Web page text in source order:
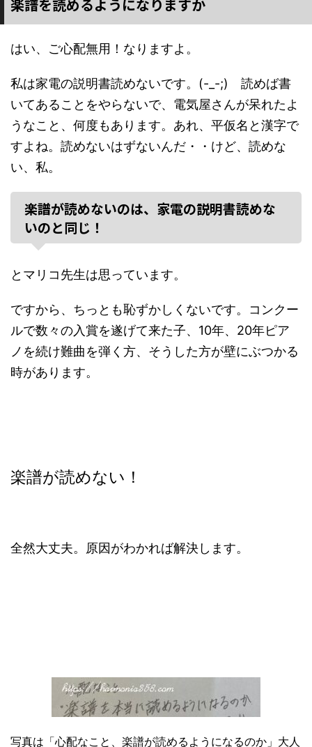
楽譜を読めるようになりますか
はい、ご心配無用！なりますよ。
私は家電の説明書読めないです。(-_-;) 読めば書
いてあることをやらないで、電気屋さんが呆れたよ
うなこと、何度もあります。あれ、平仮名と漢字で
すよね。読めないはずないんだ・・けど、読めな
い、私。
楽譜が読めないのは、家電の説明書読めな
いのと同じ！
とマリコ先生は思っています。
ですから、ちっとも恥ずかしくないです。コンクー
ルで数々の入賞を遂げて来た子、10年、20年ピア
ノを続け難曲を弾く方、そうした方が壁にぶつかる
時があります。
楽譜が読めない！
全然大丈夫。原因がわかれば解決します。
写真は「心配なこと、楽譜が読めるようになるのか」大人